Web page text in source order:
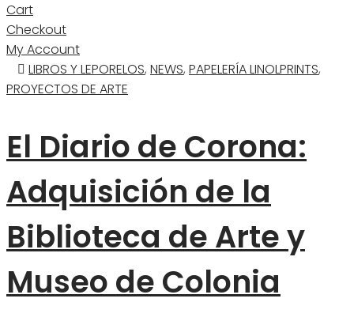
Cart
Checkout
My Account
LIBROS Y LEPORELOS, NEWS, PAPELERÍA LINOLPRINTS,
PROYECTOS DE ARTE
El Diario de Corona:
Adquisición de la
Biblioteca de Arte y
Museo de Colonia